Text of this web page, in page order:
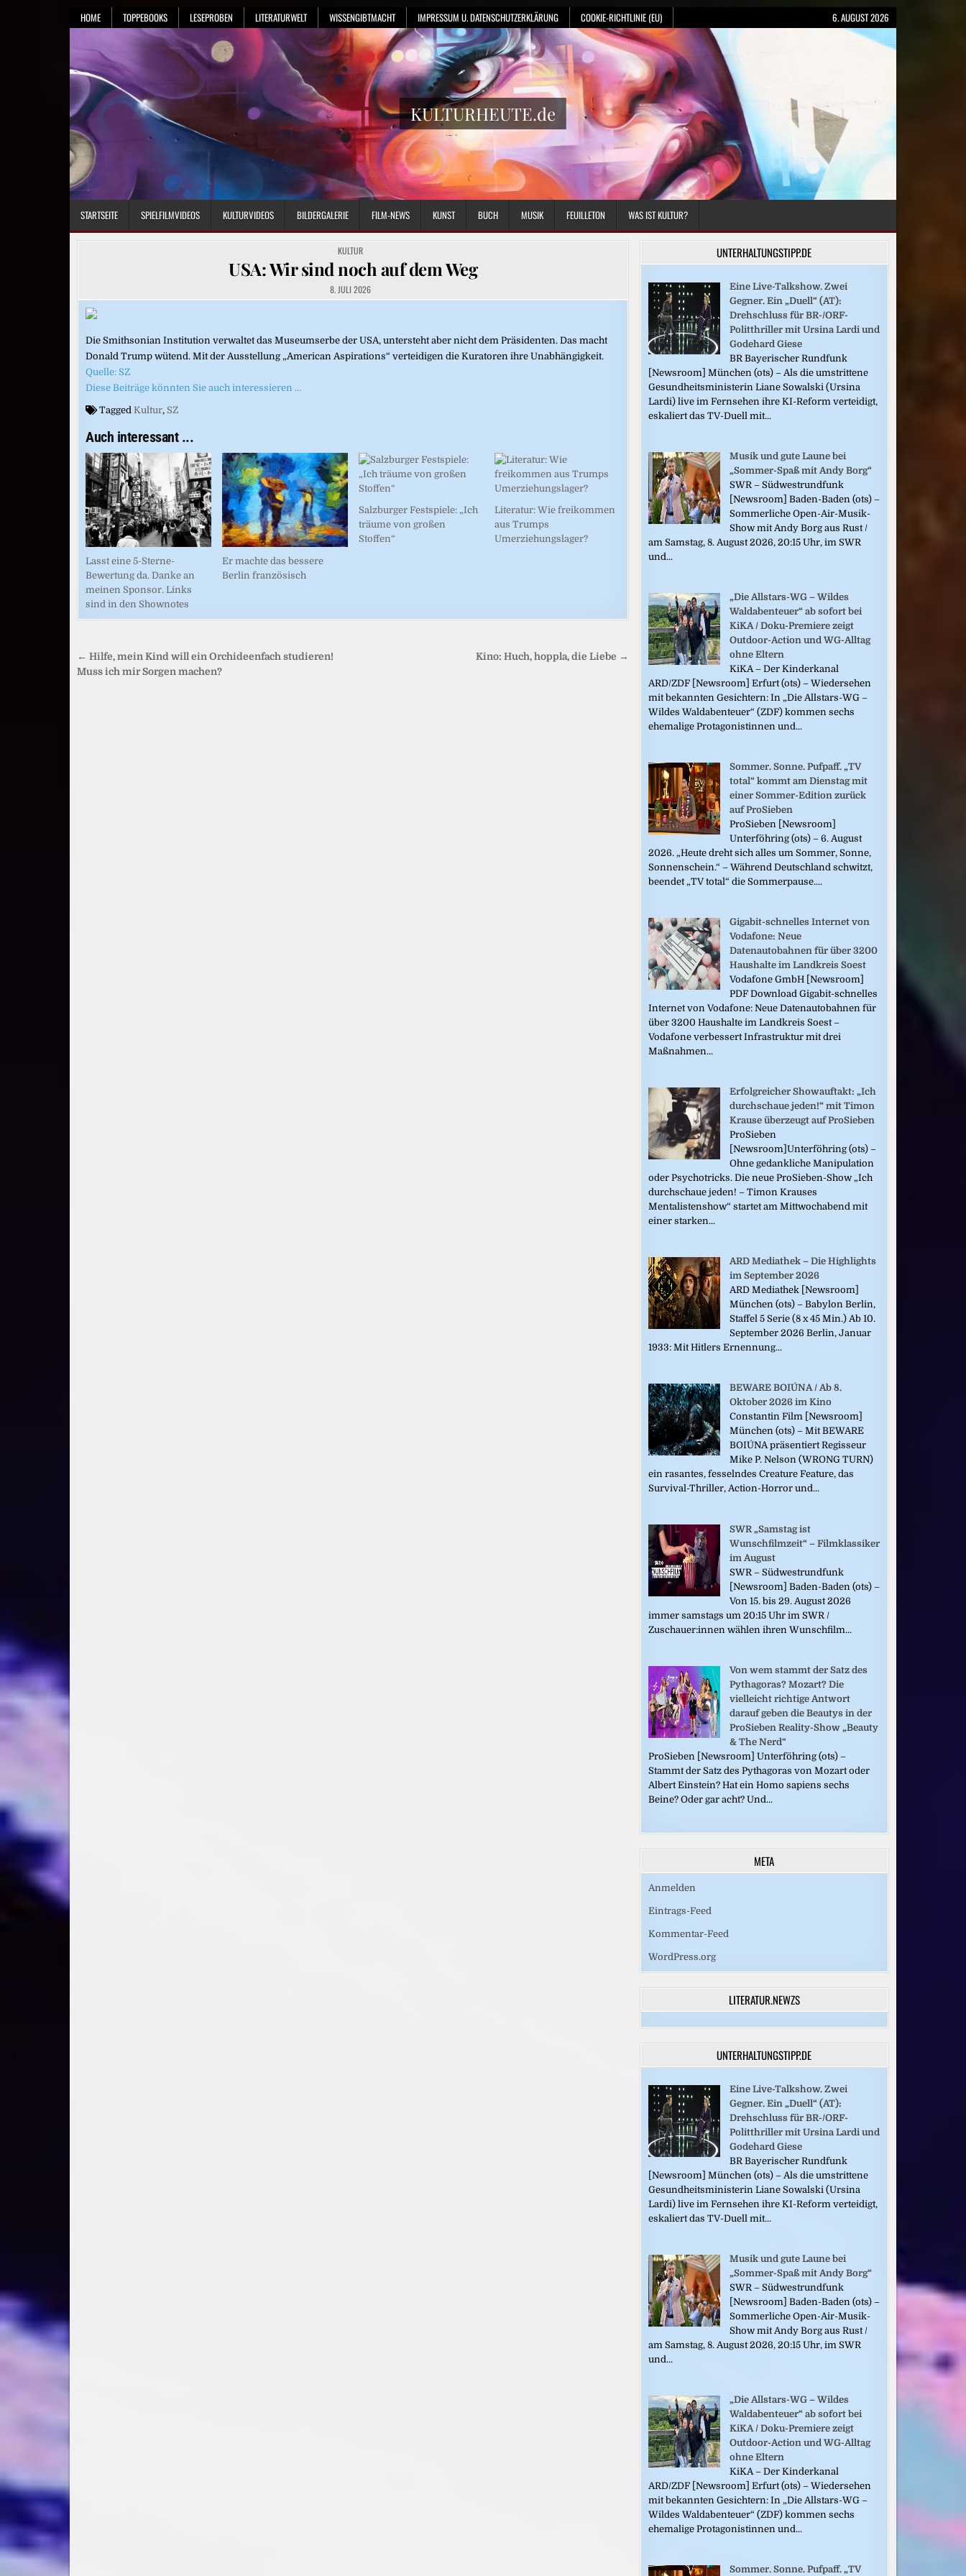
HOME TOPPEBOOKS LESEPROBEN LITERATURWELT WISSENGIBTMACHT IMPRESSUM U. DATENSCHUTZERKLÄRUNG COOKIE-RICHTLINIE (EU) 6. AUGUST 2026
KULTURHEUTE.de
STARTSEITE SPIELFILMVIDEOS KULTURVIDEOS BILDERGALERIE FILM-NEWS KUNST BUCH MUSIK FEUILLETON WAS IST KULTUR?
POSTED
IN
KULTUR
USA: Wir sind noch auf dem Weg
8. JULI 2026
Die Smithsonian Institution verwaltet das Museumserbe der USA, untersteht aber nicht dem Präsidenten. Das macht
Donald Trump wütend. Mit der Ausstellung „American Aspirations“ verteidigen die Kuratoren ihre Unabhängigkeit.
Quelle: SZ
Diese Beiträge könnten Sie auch interessieren …
Tagged Kultur, SZ
Auch interessant ...
Lasst eine 5-Sterne-
Bewertung da. Danke an
meinen Sponsor. Links
sind in den Shownotes
Er machte das bessere
Berlin französisch
Salzburger Festspiele: „Ich
träume von großen
Stoffen“
Literatur: Wie freikommen
aus Trumps
Umerziehungslager?
Beitragsnavigation Kino: Huch, hoppla, die Liebe →
← Hilfe, mein Kind will ein Orchideenfach studieren!
Muss ich mir Sorgen machen?
UNTERHALTUNGSTIPP.DE
Eine Live-Talkshow. Zwei
Gegner. Ein „Duell“ (AT):
Drehschluss für BR-/ORF-
Politthriller mit Ursina Lardi und
Godehard Giese
BR Bayerischer Rundfunk
[Newsroom] München (ots) – Als die umstrittene
Gesundheitsministerin Liane Sowalski (Ursina
Lardi) live im Fernsehen ihre KI-Reform verteidigt,
eskaliert das TV-Duell mit...
Musik und gute Laune bei
„Sommer-Spaß mit Andy Borg“
SWR – Südwestrundfunk
[Newsroom] Baden-Baden (ots) –
Sommerliche Open-Air-Musik-
Show mit Andy Borg aus Rust /
am Samstag, 8. August 2026, 20:15 Uhr, im SWR
und...
„Die Allstars-WG – Wildes
Waldabenteuer“ ab sofort bei
KiKA / Doku-Premiere zeigt
Outdoor-Action und WG-Alltag
ohne Eltern
KiKA – Der Kinderkanal
ARD/ZDF [Newsroom] Erfurt (ots) – Wiedersehen
mit bekannten Gesichtern: In „Die Allstars-WG –
Wildes Waldabenteuer“ (ZDF) kommen sechs
ehemalige Protagonistinnen und...
Sommer. Sonne. Pufpaff. „TV
total“ kommt am Dienstag mit
einer Sommer-Edition zurück
auf ProSieben
ProSieben [Newsroom]
Unterföhring (ots) – 6. August
2026. „Heute dreht sich alles um Sommer, Sonne,
Sonnenschein.“ – Während Deutschland schwitzt,
beendet „TV total“ die Sommerpause....
Gigabit-schnelles Internet von
Vodafone: Neue
Datenautobahnen für über 3200
Haushalte im Landkreis Soest
Vodafone GmbH [Newsroom]
PDF Download Gigabit-schnelles
Internet von Vodafone: Neue Datenautobahnen für
über 3200 Haushalte im Landkreis Soest –
Vodafone verbessert Infrastruktur mit drei
Maßnahmen...
Erfolgreicher Showauftakt: „Ich
durchschaue jeden!“ mit Timon
Krause überzeugt auf ProSieben
ProSieben
[Newsroom]Unterföhring (ots) –
Ohne gedankliche Manipulation
oder Psychotricks. Die neue ProSieben-Show „Ich
durchschaue jeden! – Timon Krauses
Mentalistenshow“ startet am Mittwochabend mit
einer starken...
ARD Mediathek – Die Highlights
im September 2026
ARD Mediathek [Newsroom]
München (ots) – Babylon Berlin,
Staffel 5 Serie (8 x 45 Min.) Ab 10.
September 2026 Berlin, Januar
1933: Mit Hitlers Ernennung...
BEWARE BOIÚNA / Ab 8.
Oktober 2026 im Kino
Constantin Film [Newsroom]
München (ots) – Mit BEWARE
BOIÚNA präsentiert Regisseur
Mike P. Nelson (WRONG TURN)
ein rasantes, fesselndes Creature Feature, das
Survival-Thriller, Action-Horror und...
SWR „Samstag ist
Wunschfilmzeit“ – Filmklassiker
im August
SWR – Südwestrundfunk
[Newsroom] Baden-Baden (ots) –
Von 15. bis 29. August 2026
immer samstags um 20:15 Uhr im SWR /
Zuschauer:innen wählen ihren Wunschfilm...
Von wem stammt der Satz des
Pythagoras? Mozart? Die
vielleicht richtige Antwort
darauf geben die Beautys in der
ProSieben Reality-Show „Beauty
& The Nerd“
ProSieben [Newsroom] Unterföhring (ots) –
Stammt der Satz des Pythagoras von Mozart oder
Albert Einstein? Hat ein Homo sapiens sechs
Beine? Oder gar acht? Und...
META
Anmelden
Eintrags-Feed
Kommentar-Feed
WordPress.org
LITERATUR.NEWZS
UNTERHALTUNGSTIPP.DE
Eine Live-Talkshow. Zwei
Gegner. Ein „Duell“ (AT):
Drehschluss für BR-/ORF-
Politthriller mit Ursina Lardi und
Godehard Giese
BR Bayerischer Rundfunk
[Newsroom] München (ots) – Als die umstrittene
Gesundheitsministerin Liane Sowalski (Ursina
Lardi) live im Fernsehen ihre KI-Reform verteidigt,
eskaliert das TV-Duell mit...
Musik und gute Laune bei
„Sommer-Spaß mit Andy Borg“
SWR – Südwestrundfunk
[Newsroom] Baden-Baden (ots) –
Sommerliche Open-Air-Musik-
Show mit Andy Borg aus Rust /
am Samstag, 8. August 2026, 20:15 Uhr, im SWR
und...
„Die Allstars-WG – Wildes
Waldabenteuer“ ab sofort bei
KiKA / Doku-Premiere zeigt
Outdoor-Action und WG-Alltag
ohne Eltern
KiKA – Der Kinderkanal
ARD/ZDF [Newsroom] Erfurt (ots) – Wiedersehen
mit bekannten Gesichtern: In „Die Allstars-WG –
Wildes Waldabenteuer“ (ZDF) kommen sechs
ehemalige Protagonistinnen und...
Sommer. Sonne. Pufpaff. „TV